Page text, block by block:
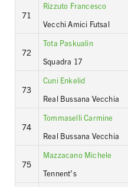
71
Rizzuto Francesco
Vecchi Amici Futsal
72
Tota Paskualin
Squadra 17
73
Cuni Enkelid
Real Bussana Vecchia
74
Tommaselli Carmine
Real Bussana Vecchia
75
Mazzacano Michele
Tennent’s